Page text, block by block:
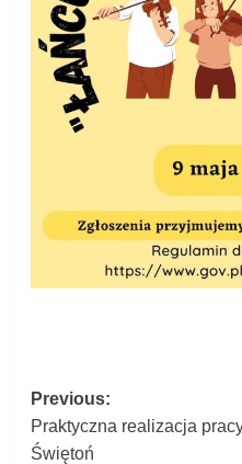
Post
navigation
Previous:
Praktyczna realizacja
Świętoń